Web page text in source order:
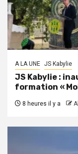
A LA UNE JS Kabylie
JS Kabylie :
formation «
8 heures il y a